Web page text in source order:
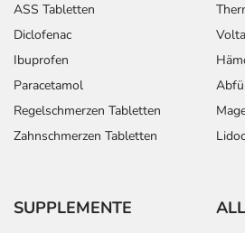
ASS Tabletten
Diclofenac
Ibuprofen
Paracetamol
Regelschmerzen Tabletten
Zahnschmerzen Tabletten
SUPPLEMENTE